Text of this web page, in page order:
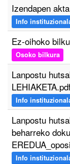
Izendapen
Info
Ez-oihoko
Osoko bilkura
Lanpostu
Info
Lanpostu
beharreko
Info